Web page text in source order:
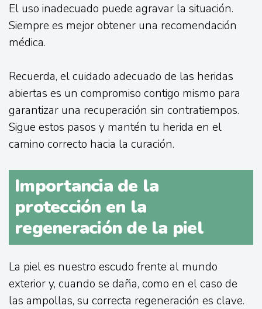
El uso inadecuado puede agravar la situación.
Siempre es mejor obtener una recomendación
médica.
Recuerda, el cuidado adecuado de las heridas
abiertas es un compromiso contigo mismo para
garantizar una recuperación sin contratiempos.
Sigue estos pasos y mantén tu herida en el
camino correcto hacia la curación.
Importancia de la
protección en la
regeneración de la piel
La piel es nuestro escudo frente al mundo
exterior y, cuando se daña, como en el caso de
las ampollas, su correcta regeneración es clave.